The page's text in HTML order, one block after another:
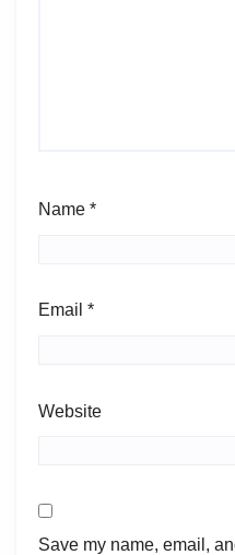
Name *
Email *
Website
Save my name, email,